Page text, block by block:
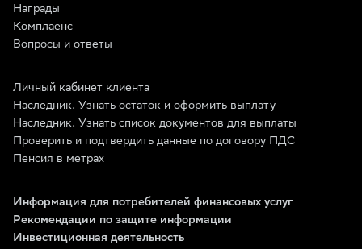
Награды
Комплаенс
Вопросы и ответы
Личный кабинет клиента
Наследник. Узнать остаток и оформить выплату
Наследник. Узнать список документов для выплаты
Проверить и подтвердить данные по договору ПДС
Пенсия в метрах
Информация для потребителей финансовых услуг
Рекомендации по защите информации
Инвестиционная деятельность